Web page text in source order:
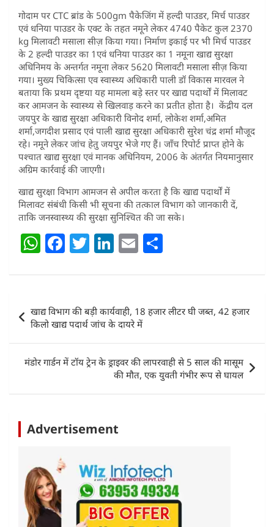
गोदाम पर CTC ब्रांड के 500gm पैकेजिंग में हल्दी पाउडर, मिर्च पाउडर
एवं धनिया पाउडर के एक्ट के तहत नमूने लेकर 4740 पैकेट कुल 2370
kg मिलावटी मसाला सीज़ किया गया। निर्माण इकाई पर भी मिर्च पाउडर
के 2 हल्दी पाउडर का 1एवं धनिया पाउडर का 1 नमूना खाद्य सुरक्षा
अधिनिमय के अन्तर्गत नमूना लेकर 5620 मिलावटी मसाला सीज़ किया
गया। मुख्य चिकित्सा एव स्वास्थ्य अधिकारी पाली डॉ विकास मारवल ने
बताया कि प्रथम दृष्टया यह मामला बड़े स्तर पर खाद्य पदार्थों में मिलावट
कर आमजन के स्वास्थ्य से खिलवाड़ करने का प्रतीत होता है। केंद्रीय दल
जयपुर के खाद्य सुरक्षा अधिकारी विनोद शर्मा, लोकेश शर्मा,अमित
शर्मा,जगदीश प्रसाद एवं पाली खाद्य सुरक्षा अधिकारी सुरेश चंद्र शर्मा मौजूद
रहे। नमूने लेकर जांच हेतु जयपुर भेजे गए हैं। जाँच रिपोर्ट प्राप्त होने के
पश्चात खाद्य सुरक्षा एवं मानक अधिनियम, 2006 के अंतर्गत नियमानुसार
अग्रिम कार्रवाई की जाएगी।
खाद्य सुरक्षा विभाग आमजन से अपील करता है कि खाद्य पदार्थों में
मिलावट संबंधी किसी भी सूचना की तत्काल विभाग को जानकारी दें,
ताकि जनस्वास्थ्य की सुरक्षा सुनिश्चित की जा सके।
W
at
s
A
p
p
F
c
e
b
o
o
T
itt
er
Li
k
e
dI
n
E
ai
l
ar
e
navigation
खाद्य विभाग की बड़ी कार्यवाही, 18 हजार लीटर घी जब्त, 42 हजार
किलो खाद्य पदार्थ जांच के दायरे में
मंडोर गार्डन में टॉय ट्रेन के ड्राइवर की लापरवाही से 5 साल की मासूम
की मौत, एक युवती गंभीर रूप से घायल
Advertisement